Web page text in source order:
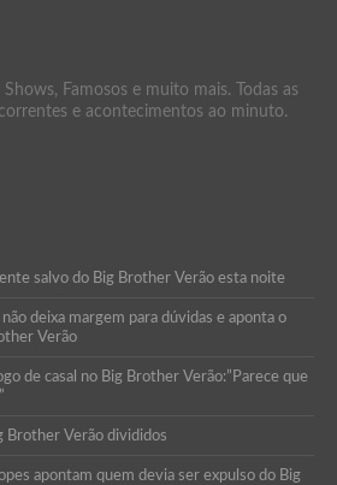
Famosos e muito mais. Todas as
e acontecimentos ao minuto.
salvo do Big Brother Verão esta noite
deixa margem para dúvidas e aponta o
Verão
de casal no Big Brother Verão:”Parece que
Brother Verão divididos
apontam quem devia ser expulso do Big